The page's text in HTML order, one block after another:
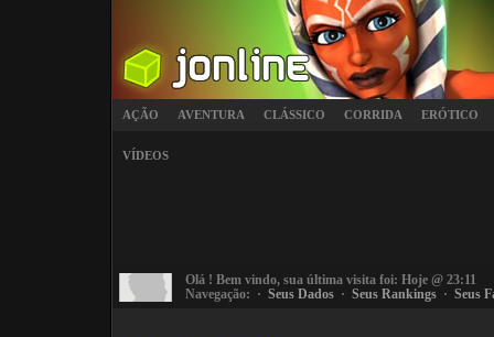
AÇÃO AVENTURA CLÁSSICO CORRIDA ERÓTICO
VÍDEOS
Olá ! Bem vindo, sua última visita foi: Hoje @ 23:11
Navegação: · Seus Dados · Seus Rankings · Seus